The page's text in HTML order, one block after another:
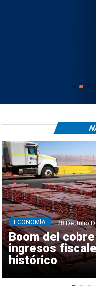
Boom del
ingresos
histórico
ECONOMÍA 28 De Julio